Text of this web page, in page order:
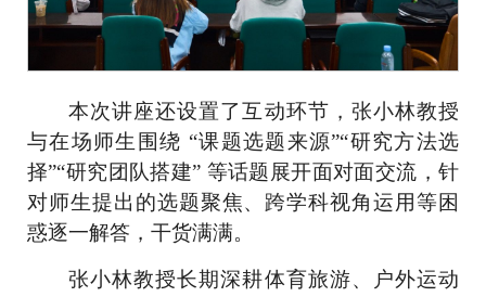
本次讲座还设置了互动环节 ， 张小林教授
与在场师生围绕 “课题选题来源”“研究方法选
择”“研究团队搭建” 等话题展开面对面交流，针
对师生提出的选题聚焦、跨学科视角运用等困
惑逐一解答，干货满满。
张小林教授长期深耕体育旅游、
户外运动